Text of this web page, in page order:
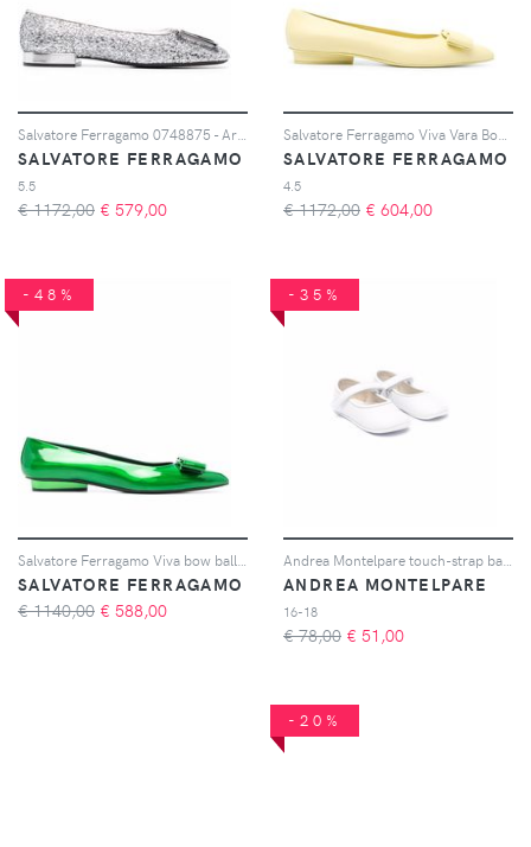
SALVATORE FERRAGAMO
5.5
€ 1172,00 € 579,00
SALVATORE FERRAGAMO
4.5
€ 1172,00 € 604,00
-48%
SALVATORE FERRAGAMO
€ 1140,00 € 588,00
-35%
ANDREA MONTELPARE
16-18
€ 78,00 € 51,00
-20%